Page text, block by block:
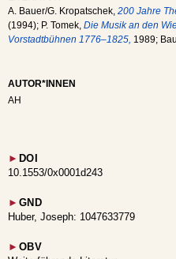
A. Bauer/G. Kropatschek, 200 Jahre
(1994); P. Tomek, Die Musik an den
Vorstadtbühnen 1776–1825, 1989;
AUTOR*INNEN
AH
► DOI
10.1553/0x0001d243
► GND
Huber, Joseph: 1047633779
► OBV